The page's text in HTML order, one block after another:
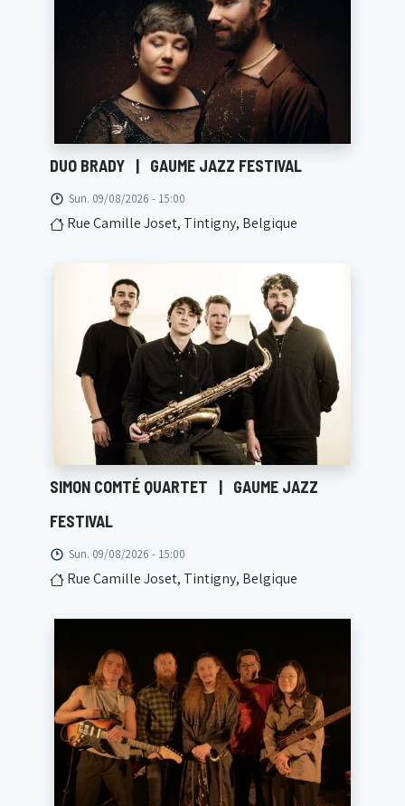
DUO BRADY | GAUME JAZZ FESTIVAL
Sun. 09/08/2026 - 15:00
Rue Camille Joset, Tintigny, Belgique
SIMON COMTÉ QUARTET | GAUME JAZZ
FESTIVAL
Sun. 09/08/2026 - 15:00
Rue Camille Joset, Tintigny, Belgique